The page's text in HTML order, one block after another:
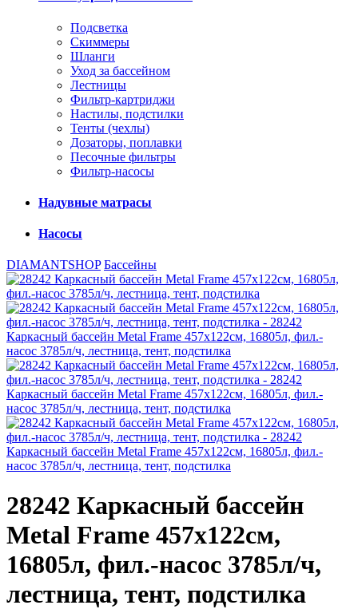
Подсветка
Скиммеры
Шланги
Уход за бассейном
Лестницы
Фильтр-картриджи
Настилы, подстилки
Тенты (чехлы)
Дозаторы, поплавки
Песочные фильтры
Фильтр-насосы
Надувные матрасы
Насосы
DIAMANTSHOP Бассейны
28242 Каркасный бассейн
Metal Frame 457х122см,
16805л, фил.-насос 3785л/ч,
лестница, тент, подстилка